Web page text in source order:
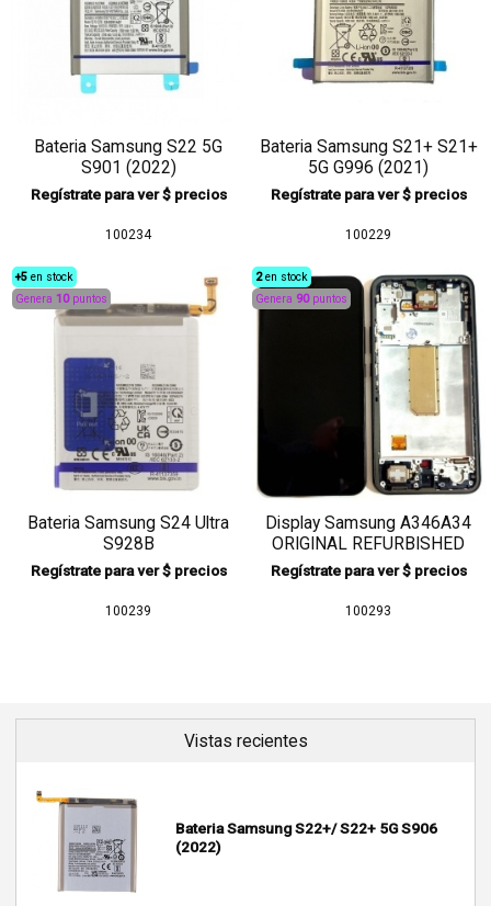
Bateria Samsung S22 5G
S901 (2022)
Regístrate para ver $ precios
100234
Bateria Samsung S21+ S21+
5G G996 (2021)
Regístrate para ver $ precios
100229
+5 en stock
Genera 10puntos
Bateria Samsung S24 Ultra
S928B
Regístrate para ver $ precios
100239
2en stock
Genera 90puntos
Display Samsung A346A34
ORIGINAL REFURBISHED
CON MARCO
Regístrate para ver $ precios
100293
Vistas recientes
Bateria Samsung S22+/ S22+ 5G S906
(2022)